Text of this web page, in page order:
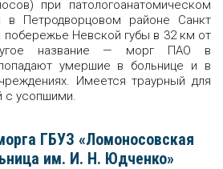
при патологоанатомическом
в Петродворцовом районе Санкт
Невской губы в 32 км от
название — морг ПАО в
умершие в больнице и в
Имеется траурный для
с усопшими.
ГБУЗ «Ломоносовская
им. И. Н. Юдченко»